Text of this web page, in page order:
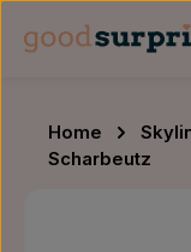
Zum Hauptinhalt
Home
Scharbeutz
Bildergalerie